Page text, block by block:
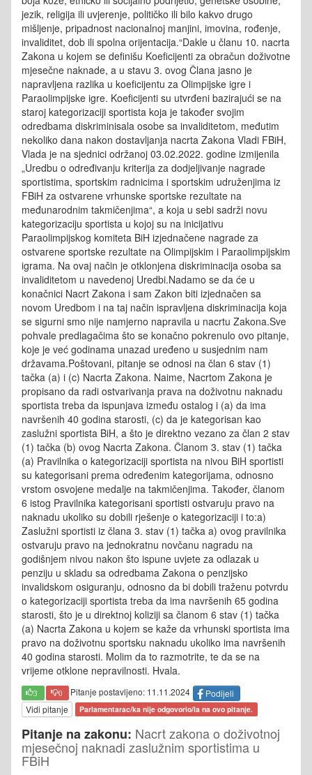
jezik, religija ili uvjerenje, političko ili bilo kakvo drugo
mišljenje, pripadnost nacionalnoj manjini, imovina, rođenje,
invaliditet, dob ili spolna orijentacija.“Dakle u članu 10. nacrta
Zakona u kojem se definišu Koeficijenti za obračun doživotne
mjesečne naknade, a u stavu 3. ovog Člana jasno je
napravljena razlika u koeficijentu za Olimpijske igre i
Paraolimpijske igre. Koeficijenti su utvrđeni bazirajući se na
staroj kategorizaciji sportista koja je također svojim
odredbama diskriminisala osobe sa invaliditetom, međutim
nekoliko dana nakon dostavljanja nacrta Zakona Vladi FBiH,
Vlada je na sjednici održanoj 03.02.2022. godine izmijenila
„Uredbu o određivanju kriterija za dodjeljivanje nagrade
sportistima, sportskim radnicima i sportskim udruženjima iz
FBiH za ostvarene vrhunske sportske rezultate na
međunarodnim takmičenjima“, a koja u sebi sadrži novu
kategorizaciju sportista u kojoj su na inicijativu
Paraolimpijskog komiteta BiH izjednačene nagrade za
ostvarene sportske rezultate na Olimpijskim i Paraolimpijskim
igrama. Na ovaj način je otklonjena diskriminacija osoba sa
invaliditetom u navedenoj Uredbi.Nadamo se da će u
konačnici Nacrt Zakona i sam Zakon biti izjednačen sa
novom Uredbom i na taj način ispravljena diskriminacija koja
se sigurni smo nije namjerno napravila u nacrtu Zakona.Sve
pohvale predlagačima što se konačno pokrenulo ovo pitanje,
koje je već godinama unazad uređeno u susjednim nam
državama.Poštovani, pitanje se odnosi na član 6 stav (1)
tačka (a) i (c) Nacrta Zakona. Naime, Nacrtom Zakona je
propisano da radi ostvarivanja prava na doživotnu naknadu
sportista treba da ispunjava između ostalog i (a) da ima
navršenih 40 godina starosti, (c) da je kategorisan kao
zaslužni sportista BiH, a što je direktno vezano za član 2 stav
(1) tačka (b) ovog Nacrta Zakona. Članom 3. stav (1) tačka
(a) Pravilnika o kategorizaciji sportista na nivou BiH sportisti
su kategorisani prema određenim kategorijama, odnosno
vrstom osvojene medalje na takmičenjima. Također, članom
6 istog Pravilnika kategorisani sportisti ostvaruju pravo na
naknadu ukoliko su dobili rješenje o kategorizaciji i to:a)
Zaslužni sportisti iz člana 3. stav (1) tačka a) ovog pravilnika
ostvaruju pravo na jednokratnu novčanu nagradu na
godišnjem nivou nakon što ispune uvjete za odlazak u
penziju u skladu sa odredbama Zakona o penzijsko
invalidskom osiguranju, odnosno da bi dobili traženu potvrdu
o kategorizaciji sportista treba da ima navršenih 65 godina
starosti, što je u direktnoj koliziji sa članom 6 stav (1) tačka
(a) Nacrta Zakona u kojem se kaže da vrhunski sportista ima
pravo na doživotnu sportsku naknadu ukoliko ima navršenih
40 godina starosti. Molim da to razmotrite, te da se na
vrijeme otklone nepravilnosti. Hvala.
3 0 Pitanje postavljeno: 11.11.2024
Podijeli
Vidi pitanje
Parlamentarac/ka nije odgovorio/la na ovo pitanje.
Pitanje na zakonu: Nacrt zakona o doživotnoj
mjesečnoj naknadi zaslužnim sportistima u
FBiH